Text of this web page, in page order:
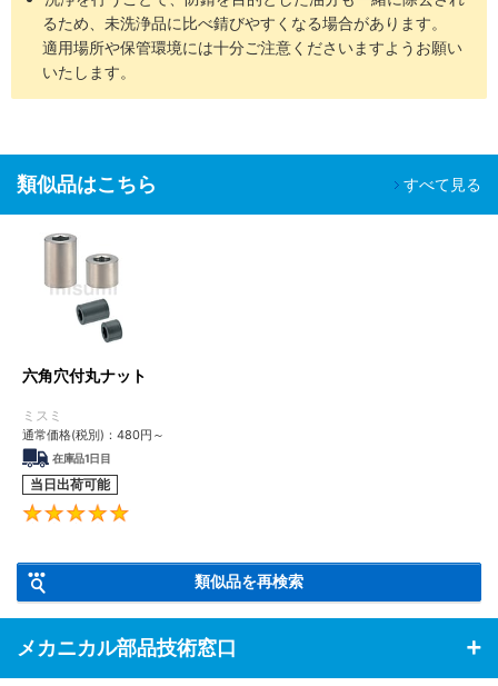
□□
脱脂洗浄
防錆梱
包
油分除去 一般環境
通常組立工
程
バッテリー
SH-
□□
精密洗浄
脱気２
重梱包
油分除去
クリーン環境（ク 液晶関連組
立後工程
電解研磨
＋精密洗
■ご留意事項
洗浄を行うことで、防錆を目的とした油分も一緒に除去されるた
め、未洗浄品に比べ錆びやすくなる場合があります。
適用場所や保管環境には十分ご注意くださいますようお願いいたし
ます。
るため、未洗浄品に比べ錆びやすくなる場合があります。
適用場所や保管環境には十分ご注意くださいますようお願い
いたします。
類似品はこちら すべて見る
六角穴付丸ナット
ミスミ
通常価格(税別)： 480円 ～
在庫品1日目
当日出荷可能
類似品を再検索
メカニカル部品技術窓口